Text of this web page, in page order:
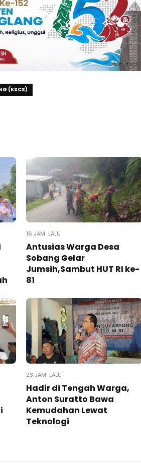
(KSCS)
16 JAM LALU
Antusias Warga Desa
Sobang Gelar
Jumsih,Sambut HUT RI ke-
81
23 JAM LALU
Hadir di Tengah Warga,
Anton Suratto Bawa
Kemudahan Lewat
Teknologi ​